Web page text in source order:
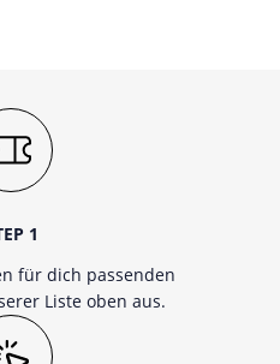
1
für dich passenden
Liste oben aus.